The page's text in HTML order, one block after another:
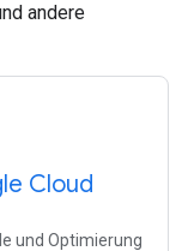
andere
Cloud
und Optimierung